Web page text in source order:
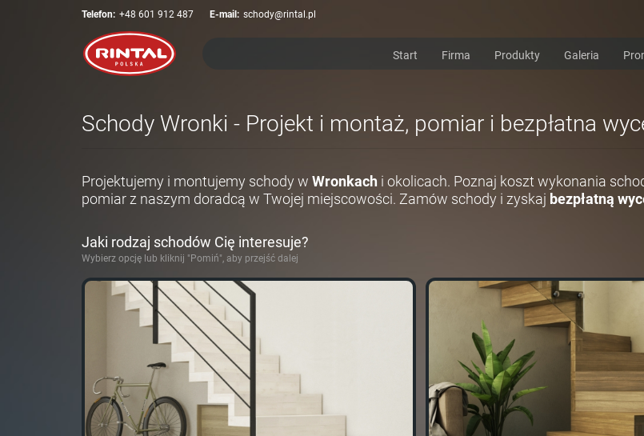
Telefon: +48 601 912 487 E-mail: schody@rintal.pl
Start Firma Produkty Galeria
Schody Wronki - Projekt i montaż, pomiar i bezpłatna
Projektujemy i montujemy schody w Wronkach i okolicach. Poznaj koszt wykonania
pomiar z naszym doradcą w Twojej miejscowości. Zamów schody i zyskaj bezpłatną
Jaki rodzaj schodów Cię interesuje?
Wybierz opcję lub kliknij "Pomiń", aby przejść dalej